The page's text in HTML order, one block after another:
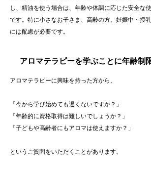
し、精油を使う場合は、年齢や体調に応じた安全な
です。特に小さなお子さま、高齢の方、妊娠中・授
には配慮が必要です。
アロマテラピーを学ぶことに年齢制
アロマテラピーに興味を持った方から、
「今から学び始めても遅くないですか？」
「年齢的に資格取得は難しいでしょうか？」
「子どもや高齢者にもアロマは使えますか？」
というご質問をいただくことがあります。